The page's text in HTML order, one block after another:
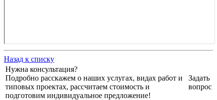
Назад к списку
Нужна консультация?
Подробно расскажем о наших услугах, видах работ и
типовых проектах, рассчитаем стоимость и
подготовим индивидуальное предложение!
Задать
вопрос